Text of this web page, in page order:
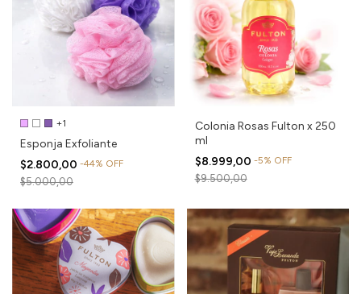
+1
Esponja Exfoliante
$2.800,00 -44% OFF
$5.000,00
Colonia Rosas Fulton x 250
ml
$8.999,00 -5% OFF
$9.500,00